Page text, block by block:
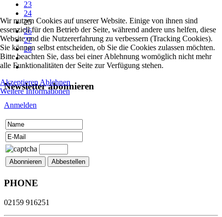
23
24
25
26
27
28
Newsletter abonnieren
Anmelden
PHONE
02159 916251
Wir nutzen Cookies auf unserer Website. Einige von ihnen sind
essenziell für den Betrieb der Seite, während andere uns helfen, diese
Website und die Nutzererfahrung zu verbessern (Tracking Cookies).
Sie können selbst entscheiden, ob Sie die Cookies zulassen möchten.
Bitte beachten Sie, dass bei einer Ablehnung womöglich nicht mehr
alle Funktionalitäten der Seite zur Verfügung stehen.
Akzeptieren Ablehnen
Weitere Informationen